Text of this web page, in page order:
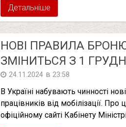
Детальніше
НОВІ ПРАВИЛА
ЗМІНИТЬСЯ З 1
24.11.2024 в 23:58
В Україні набувають чинності
працівників від мобілізації.
офіційному сайті Кабінету